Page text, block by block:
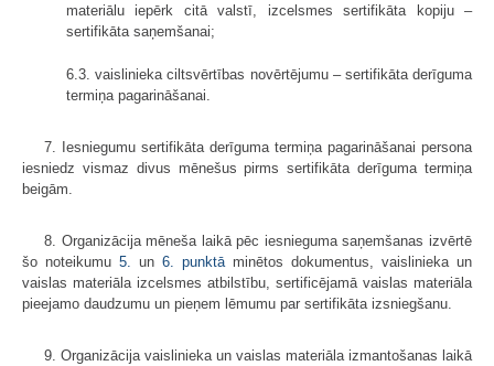
materiālu iepērk citā valstī, izcelsmes sertifikāta kopiju –
sertifikāta saņemšanai;
6.3. vaislinieka ciltsvērtības novērtējumu – sertifikāta derīguma
termiņa pagarināšanai.
7. Iesniegumu sertifikāta derīguma termiņa pagarināšanai persona
iesniedz vismaz divus mēnešus pirms sertifikāta derīguma termiņa
beigām.
8. Organizācija mēneša laikā pēc iesnieguma saņemšanas izvērtē
šo noteikumu 5. un 6. punktā minētos dokumentus, vaislinieka un
vaislas materiāla izcelsmes atbilstību, sertificējamā vaislas materiāla
pieejamo daudzumu un pieņem lēmumu par sertifikāta izsniegšanu.
9. Organizācija vaislinieka un vaislas materiāla izmantošanas laikā